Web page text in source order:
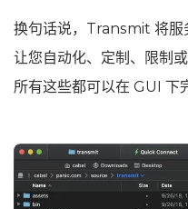
换句话说，Transmit 将服
让您自动化、定制、限制
所有这些都可以在 GUI 下